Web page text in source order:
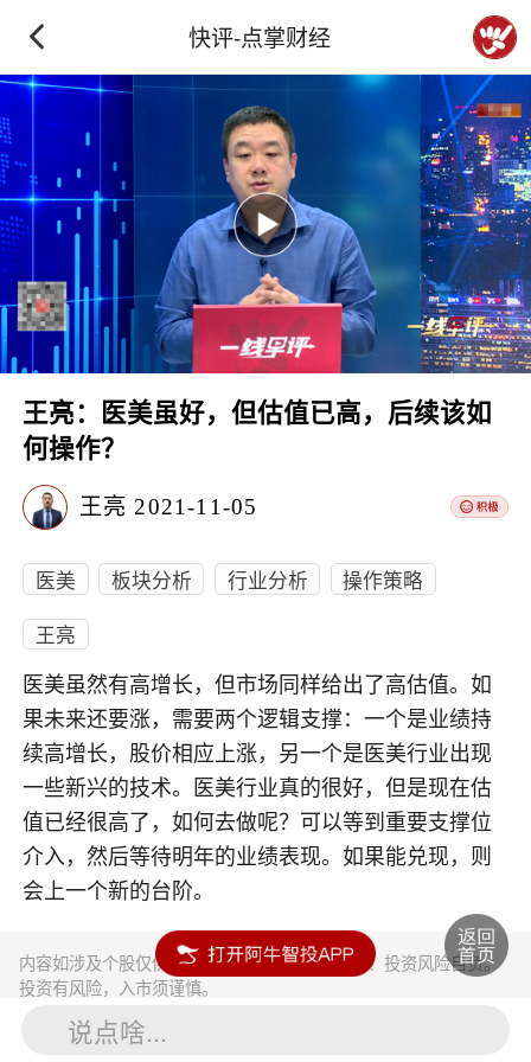
快评-点掌财经
王亮：医美虽好，但估值已高，后续该如
何操作？
王亮 2021-11-05
医美 板块分析 行业分析
操作策略
王亮
医美虽然有高增长，但市场同样给出了高估值。如
果未来还要涨，需要两个逻辑支撑：一个是业绩持
续高增长，股价相应上涨，另一个是医美行业出现
一些新兴的技术。医美行业真的很好，但是现在估
值已经很高了，如何去做呢？可以等到重要支撑位
介入，然后等待明年的业绩表现。如果能兑现，则
会上一个新的台阶。
内容如涉及个股仅供参考，不构成任何投资建议！投资风险自负。
投资有风险，入市须谨慎。
说点啥...